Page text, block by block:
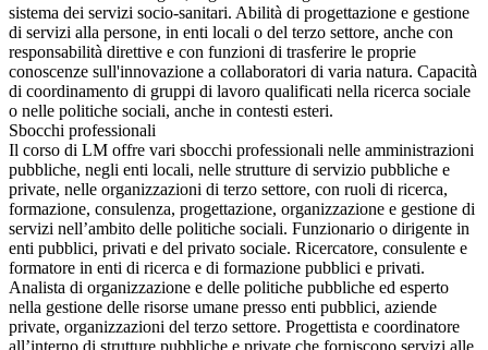
sistema dei servizi socio-sanitari. Abilità di progettazione e gestione
di servizi alla persone, in enti locali o del terzo settore, anche con
responsabilità direttive e con funzioni di trasferire le proprie
conoscenze sull'innovazione a collaboratori di varia natura. Capacità
di coordinamento di gruppi di lavoro qualificati nella ricerca sociale
o nelle politiche sociali, anche in contesti esteri.
Sbocchi professionali
Il corso di LM offre vari sbocchi professionali nelle amministrazioni
pubbliche, negli enti locali, nelle strutture di servizio pubbliche e
private, nelle organizzazioni di terzo settore, con ruoli di ricerca,
formazione, consulenza, progettazione, organizzazione e gestione di
servizi nell’ambito delle politiche sociali. Funzionario o dirigente in
enti pubblici, privati e del privato sociale. Ricercatore, consulente e
formatore in enti di ricerca e di formazione pubblici e privati.
Analista di organizzazione e delle politiche pubbliche ed esperto
nella gestione delle risorse umane presso enti pubblici, aziende
private, organizzazioni del terzo settore. Progettista e coordinatore
all’interno di strutture pubbliche e private che forniscono servizi alle